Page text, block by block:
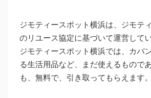
ジモティースポット横浜は、ジモテ
のリユース協定に基づいて運営して
ジモティースポット横浜では、カバ
る生活用品など、まだ使えるもので
も、無料で、引き取ってもらえます。